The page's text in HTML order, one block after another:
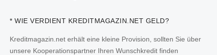
* WIE VERDIENT KREDITMAGAZIN.NET GELD?
Kreditmagazin.net erhält eine kleine Provision, sollten Sie über
unsere Kooperationspartner Ihren Wunschkredit finden